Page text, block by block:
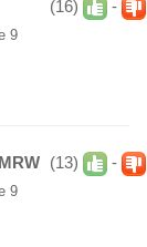
(16) -
9
(13) -
9